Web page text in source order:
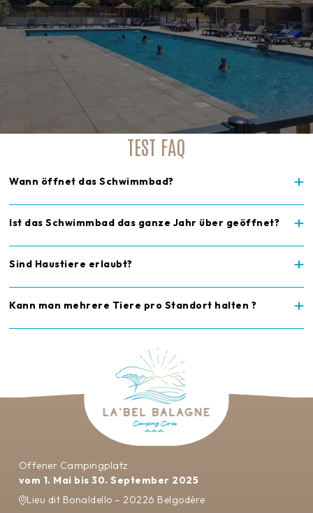
TEST FAQ
Wann öffnet das Schwimmbad?
Ist das Schwimmbad das ganze Jahr über geöffnet?
Sind Haustiere erlaubt?
Kann man mehrere Tiere pro Standort halten ?
Offener Campingplatz
vom 1. Mai bis 30. September 2025
Lieu dit Bonaldello – 20226 Belgodère